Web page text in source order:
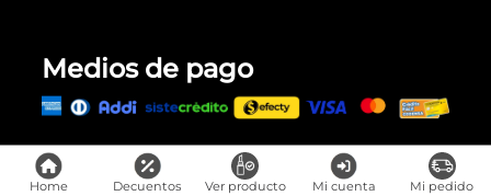
Home Decuentos Ver producto Mi cuenta Mi pedido
Medios de pago
Todos los derechos reservados, Prosalon Distribuciones S.A.S., 2023